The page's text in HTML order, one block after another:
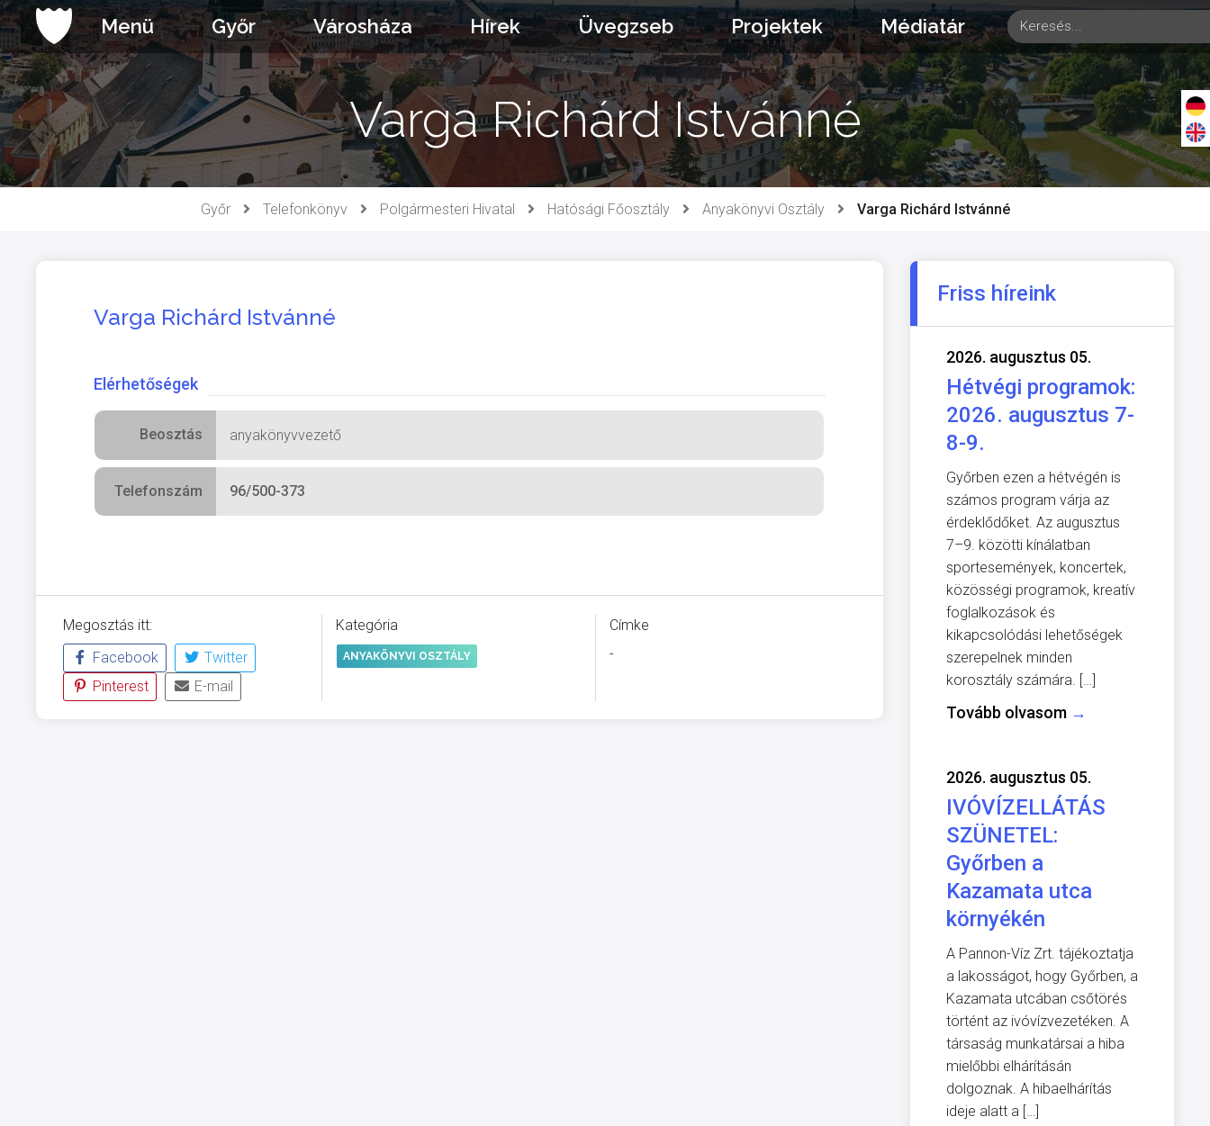
Ugrás
a
tartalomhoz
Menü Győr Városháza Hírek Üvegzseb Projektek Médiatár
Varga Richárd Istvánné
Győr Telefonkönyv Polgármesteri Hivatal Hatósági Főosztály Anyakönyvi Osztály Varga Richárd Istvánné
Varga Richárd Istvánné
Elérhetőségek
Beosztás anyakönyvvezető
Telefonszám 96/500-373
Megosztás itt:
Facebook
Twitter
Pinterest
E-mail
Kategória
ANYAKÖNYVI OSZTÁLY
Címke
-
Friss híreink
2026. augusztus 05.
Hétvégi programok:
2026. augusztus 7-
8-9.
Győrben ezen a hétvégén is
számos program várja az
érdeklődőket. Az augusztus
7–9. közötti kínálatban
sportesemények, koncertek,
közösségi programok, kreatív
foglalkozások és
kikapcsolódási lehetőségek
szerepelnek minden
korosztály számára. […]
Tovább olvasom →
2026. augusztus 05.
IVÓVÍZELLÁTÁS
SZÜNETEL:
Győrben a
Kazamata utca
környékén
A Pannon-Víz Zrt. tájékoztatja
a lakosságot, hogy Győrben, a
Kazamata utcában csőtörés
történt az ivóvízvezetéken. A
társaság munkatársai a hiba
mielőbbi elhárításán
dolgoznak. A hibaelhárítás
ideje alatt a […]